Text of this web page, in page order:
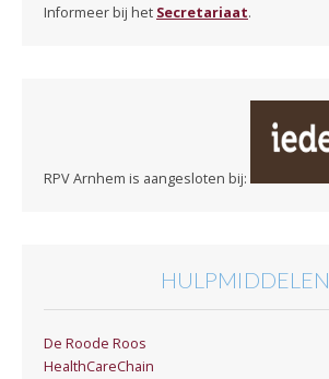
Informeer bij het Secretariaat.
RPV Arnhem is aangesloten bij:
HULPMIDDELEN
De Roode Roos
HealthCareChain